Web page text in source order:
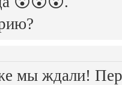
мы ждали!